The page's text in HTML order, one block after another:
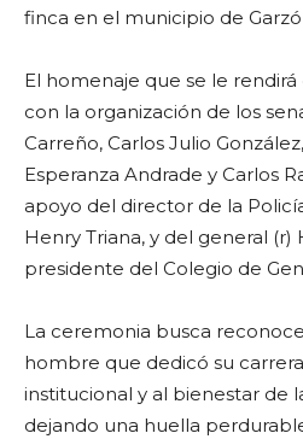
finca en el municipio de
El homenaje que se le
con la organización de los
Carreño, Carlos Julio
Esperanza Andrade y Carlos
apoyo del director de la
Henry Triana, y del general
presidente del Colegio de
La ceremonia busca
hombre que dedicó su
institucional y al bienestar de
dejando una huella